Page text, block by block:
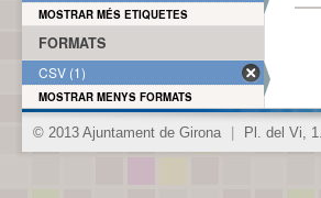
MOSTRAR MÉS ETIQUETES
FORMATS
CSV (1)
MOSTRAR MENYS FORMATS
© 2013 Ajuntament de Girona Pl. del Vi,